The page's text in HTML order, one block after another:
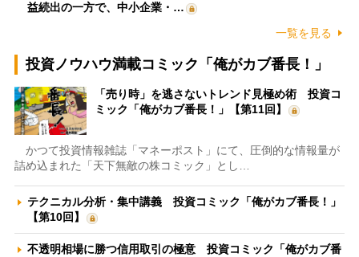
益続出の一方で、中小企業・…
一覧を見る
投資ノウハウ満載コミック「俺がカブ番長！」
「売り時」を逃さないトレンド見極め術 投資コ
ミック「俺がカブ番長！」【第11回】
かつて投資情報雑誌「マネーポスト」にて、圧倒的な情報量が
詰め込まれた「天下無敵の株コミック」とし…
テクニカル分析・集中講義 投資コミック「俺がカブ番長！」
【第10回】
不透明相場に勝つ信用取引の極意 投資コミック「俺がカブ番